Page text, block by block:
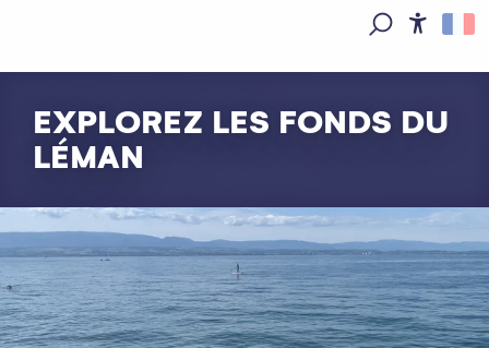
EXPLOREZ LES FONDS DU
LÉMAN